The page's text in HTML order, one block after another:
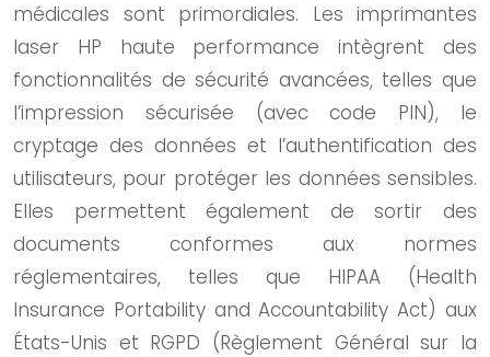
médicales sont primordiales. Les imprimantes
laser HP haute performance intègrent des
fonctionnalités de sécurité avancées, telles que
l’impression sécurisée (avec code PIN), le
cryptage des données et l’authentification des
utilisateurs, pour protéger les données sensibles.
Elles permettent également de sortir des
documents conformes aux normes
réglementaires, telles que HIPAA (Health
Insurance Portability and Accountability Act) aux
États-Unis et RGPD (Règlement Général sur la